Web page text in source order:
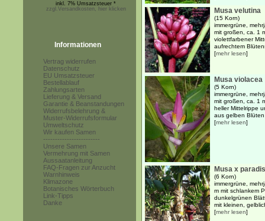
inkl. 7% Umsatzsteuer *
zzgl.Versandkosten, hier klicken
Informationen
Vertrag widerrufen
Datenschutz
EU Umsatzsteuer
Bestellablauf
Zahlungsarten
Lieferung & Versand
Garantie & Beanstandungen
Widerrufsbelehrung &
Muster-Widerrufsformular
Umweltschutz
Wir kaufen Samen
------------------------
Unsere Samen
Vermehrung mit Samen
Aussaatanleitung
FAQ-Fragen zur Anzucht
Warnhinweis
Klimazone
Botanisches Wörterbuch
Link-Tipps
Danke
Musa velutina
(15 Korn)
immergrüne,
mit großen, ca. 1
violettfarbener
aufrechtem
[mehr lesen]
Musa violacea
(5 Korn)
immergrüne,
mit großen, ca. 1
heller Mittelrippe
aus gelben
[mehr lesen]
Musa x
(6 Korn)
immergrüne,
m mit schlankem
dunkelgrünen
mit kleinen,
[mehr lesen]